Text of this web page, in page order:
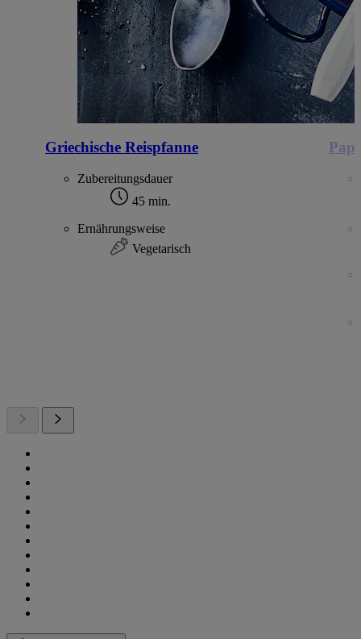
Griechische Reispfanne
Zubereitungsdauer
45 min.
Ernährungsweise
Vegetarisch